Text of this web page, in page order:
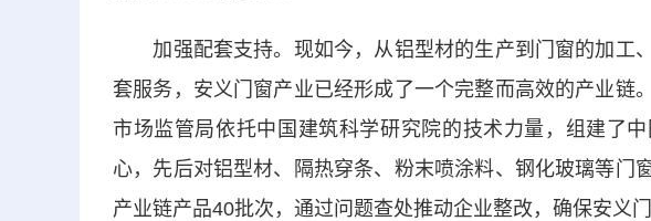
加强配套支持。现如今，从铝型材的生产到门窗的加工
套服务，安义门窗产业已经形成了一个完整而高效的产业链
市场监管局依托中国建筑科学研究院的技术力量，组建了
心，先后对铝型材、隔热穿条、粉末喷涂料、钢化玻璃等门
产业链产品40批次，通过问题查处推动企业整改，确保安义门